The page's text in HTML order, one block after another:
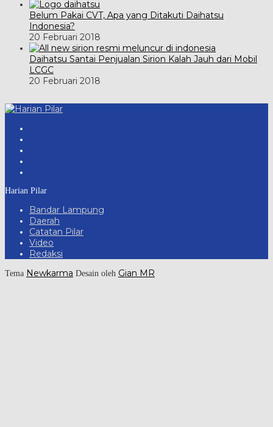
Belum Pakai CVT, Apa yang Ditakuti Daihatsu
Indonesia?
20 Februari 2018
Daihatsu Santai Penjualan Sirion Kalah Jauh dari Mobil
LCGC
20 Februari 2018
Harian Pilar
Bandar Lampung
Daerah
Catatan Pilar
Video
Redaksi
Tema Newkarma Desain oleh Gian MR